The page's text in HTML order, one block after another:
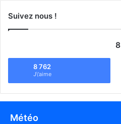
Suivez nous !
8
8 762
J\'aime
Météo